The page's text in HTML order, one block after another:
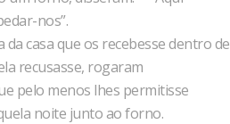
nos”.
casa que os recebesse dentro de
recusasse, rogaram
pelo menos lhes permitisse
noite junto ao forno.